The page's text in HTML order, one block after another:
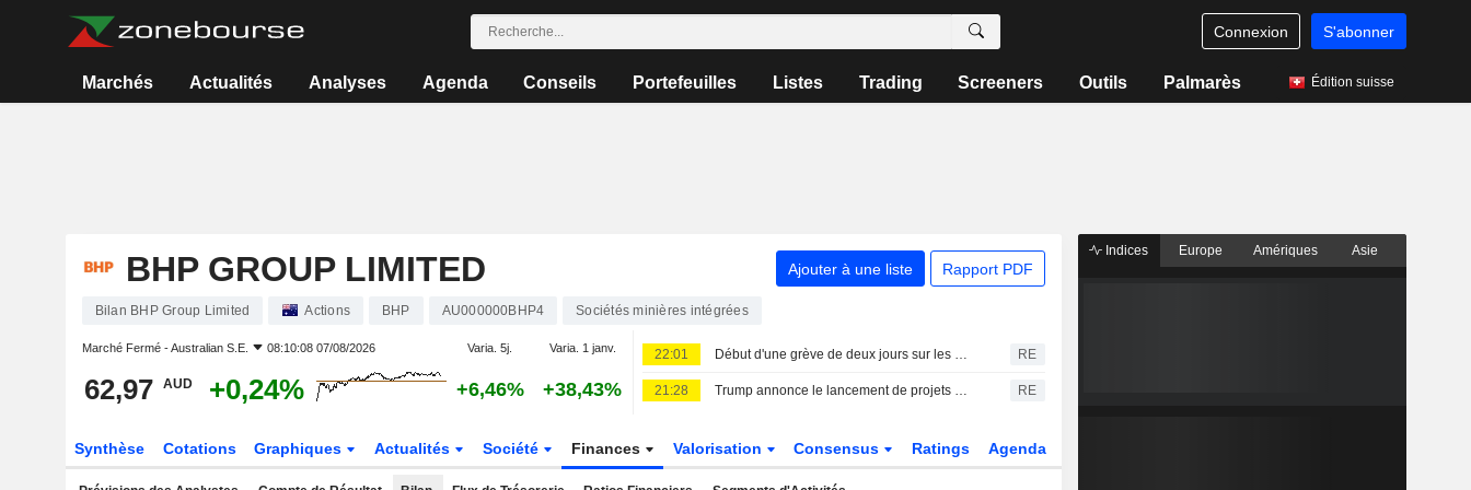
Connexion S'abonner
Marchés Actualités Analyses Agenda Conseils Portefeuilles Listes Trading Screeners Outils Palmarès Édition suisse
BHP GROUP LIMITED Ajouter à une liste Rapport PDF
Bilan BHP Group Limited Actions BHP AU000000BHP4 Sociétés minières intégrées
Marché Fermé -Australian S.E. 08:10:08 07/08/2026 Varia. 5j. Varia. 1 janv.
62,97 AUD +0,24% +6,46% +38,43%
22:01 Début d'une grève de deux jours sur les sites de minerai de fer de BHP à Port Hedland RE
21:28 Trump annonce le lancement de projets miniers aux États-Unis pour un montant de 3 milliards de dollars RE
Synthèse Cotations Graphiques Actualités Société Finances Valorisation Consensus Ratings Agenda
Indices Europe Amériques Asie